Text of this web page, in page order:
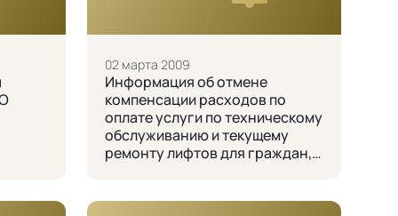
02 марта 2009
Информация об отмене
компенсации расходов по
оплате услуги по техническому
обслуживанию и текущему
ремонту лифтов для граждан,